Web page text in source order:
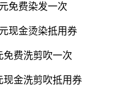
免费染发一次
现金烫染抵用券
免费洗剪吹一次
现金洗剪吹抵用券